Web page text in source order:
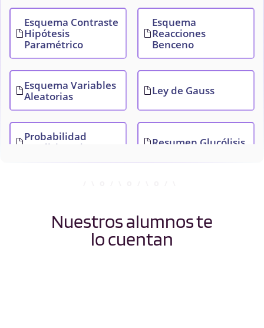
Esquema Contraste
Hipótesis
Paramétrico
Esquema
Reacciones
Benceno
Esquema Variables
Aleatorias
Ley de Gauss
Probabilidad
condicionada
Resumen Glucólisis
Nuestros alumnos te
lo cuentan